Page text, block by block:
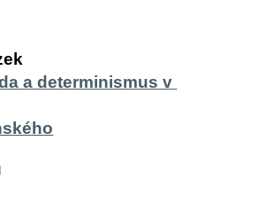
a determinismus v